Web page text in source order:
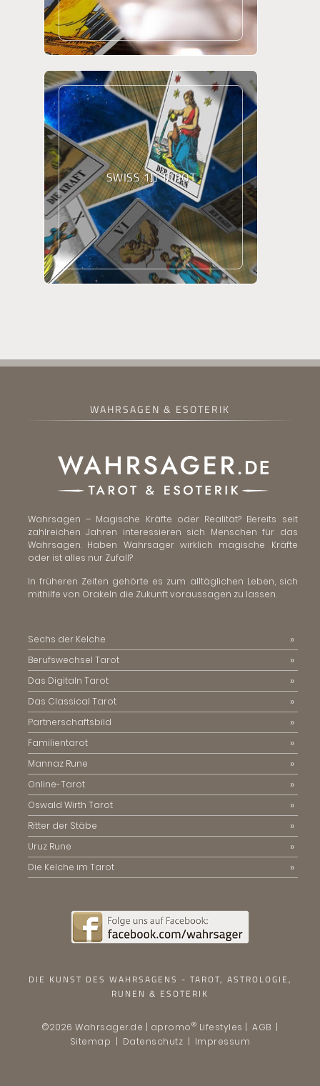
SWISS 1JJ TAROT
WAHRSAGEN & ESOTERIK
Wahrsagen – Magische Kräfte oder Realität? Bereits seit
zahlreichen Jahren interessieren sich Menschen für das
Wahrsagen. Haben Wahrsager wirklich magische Kräfte
oder ist alles nur Zufall?
In früheren Zeiten gehörte es zum alltäglichen Leben, sich
mithilfe von Orakeln die Zukunft voraussagen zu lassen.
Sechs der Kelche
Berufswechsel Tarot
Das Digitaln Tarot
Das Classical Tarot
Partnerschaftsbild
Familientarot
Mannaz Rune
Online-Tarot
Oswald Wirth Tarot
Ritter der Stäbe
Uruz Rune
Die Kelche im Tarot
DIE KUNST DES WAHRSAGENS - TAROT, ASTROLOGIE,
RUNEN & ESOTERIK
©2026 Wahrsager.de | apromo® Lifestyles | AGB |
Sitemap | Datenschutz | Impressum